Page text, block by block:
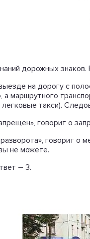
дорожных знаков.
на дорогу с
а маршрутного
такси).
говорит о
говорит
не можете.
– 3.